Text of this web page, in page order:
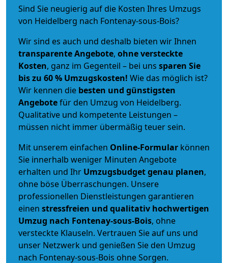
Sind Sie neugierig auf die Kosten Ihres Umzugs
von Heidelberg nach Fontenay-sous-Bois?
Wir sind es auch und deshalb bieten wir Ihnen
transparente Angebote, ohne versteckte
Kosten, ganz im Gegenteil – bei uns sparen Sie
bis zu 60 % Umzugskosten! Wie das möglich ist?
Wir kennen die besten und günstigsten
Angebotefür den Umzug von Heidelberg.
Qualitative und kompetente Leistungen –
müssen nicht immer übermäßig teuer sein.
Mit unserem einfachen Online-Formular können
Sie innerhalb weniger Minuten Angebote
erhalten und Ihr Umzugsbudgetgenau planen,
ohne böse Überraschungen. Unsere
professionellen Dienstleistungen garantieren
einen stressfreien und qualitativ hochwertigen
Umzug nach Fontenay-sous-Bois, ohne
versteckte Klauseln. Vertrauen Sie auf uns und
unser Netzwerk und genießen Sie den Umzug
nach Fontenay-sous-Bois ohne Sorgen.